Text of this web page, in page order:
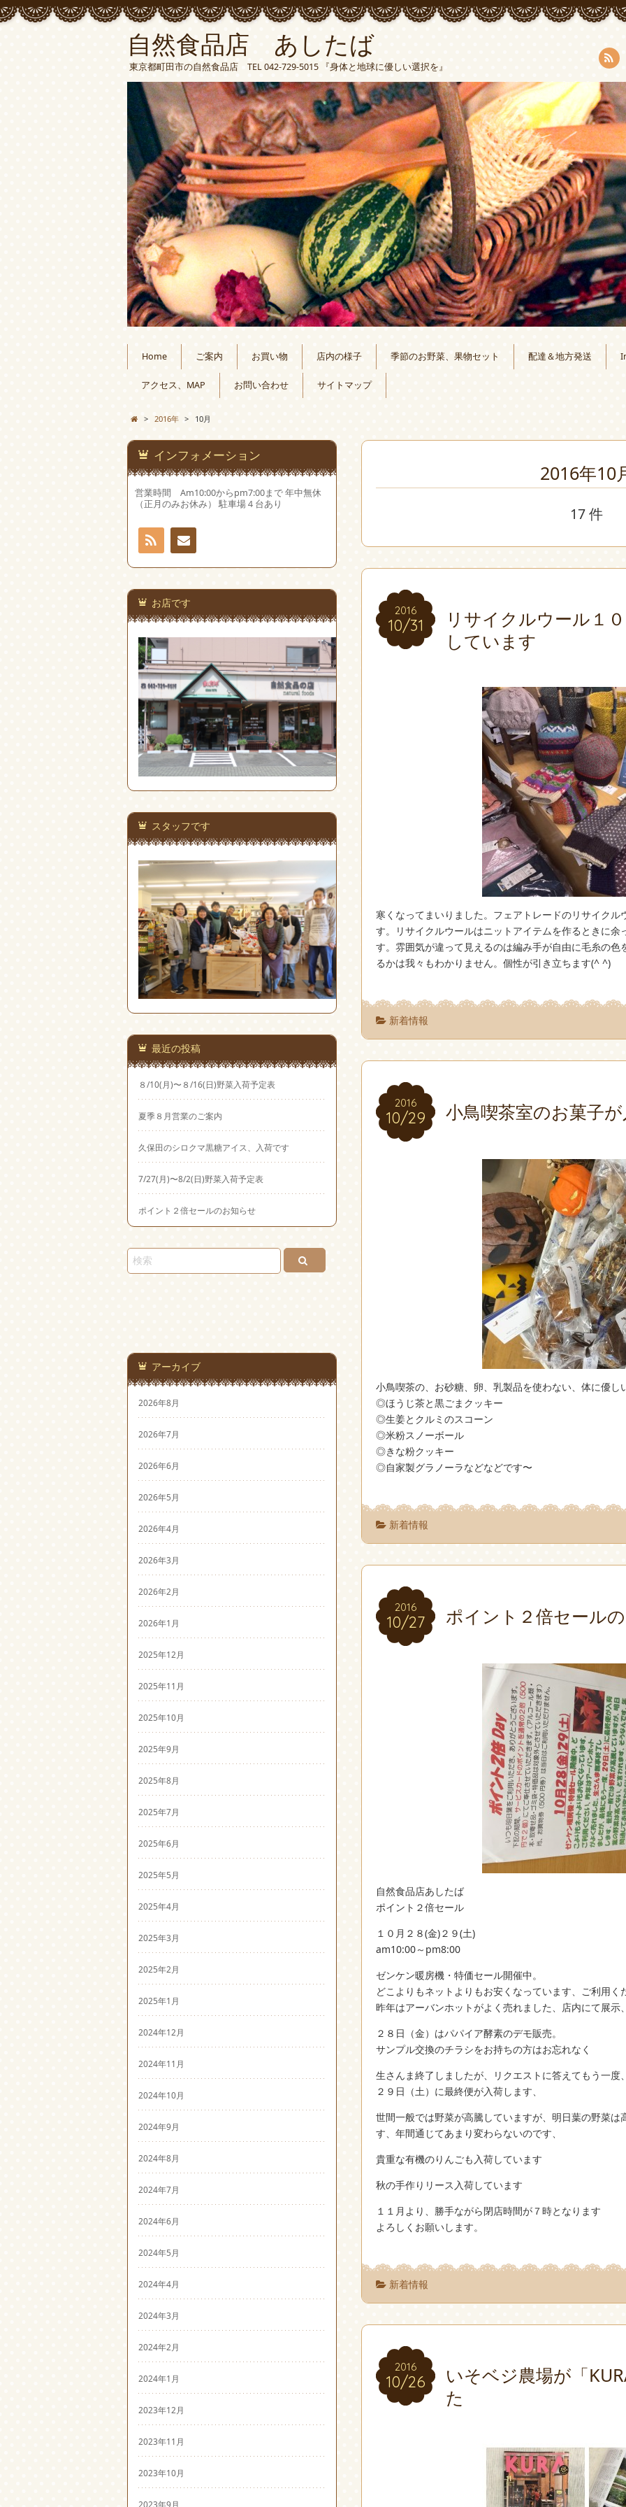
自然食品店 あしたば
東京都町田市の自然食品店 TEL 042-729-5015 『身体と地球に優しい選択を』
RSS
Home ご案内 お買い物 店内の様子 季節のお野菜、果物セット 配達＆地方発送
アクセス、MAP お問い合わせ サイトマップ
> 2016年 > 10月
2016年10
17 件
2016
10/31
2016
10/31
リサイクルウール１
しています
寒くなってまいりました。フェアトレードのリサイク
す。リサイクルウールはニットアイテムを作るときに
す。雰囲気が違って見えるのは編み手が自由に毛糸の
るかは我々もわかりません。個性が引き立ちます(^ ^)
新着情報
2016
10/29
2016
10/29 小鳥喫茶室のお菓子
小鳥喫茶の、お砂糖、卵、乳製品を使わない、体に優し
◎ほうじ茶と黒ごまクッキー
◎生姜とクルミのスコーン
◎米粉スノーボール
◎きな粉クッキー
◎自家製グラノーラなどなどです〜
新着情報
2016
10/27
2016
10/27 ポイント２倍セール
自然食品店あしたば
ポイント２倍セール
１０月２８(金)２９(土)
am10:00～pm8:00
ゼンケン暖房機・特価セール開催中。
どこよりもネットよりもお安くなっています、ご利用く
昨年はアーバンホットがよく売れました、店内にて展示
２８日（金）はパパイア酵素のデモ販売。
サンプル交換のチラシをお持ちの方はお忘れなく
生さんま終了しましたが、リクエストに答えてもう一度
２９日（土）に最終便が入荷します、
世間一般では野菜が高騰していますが、明日葉の野菜
す、年間通じてあまり変わらないのです、
貴重な有機のりんごも入荷しています
秋の手作りリース入荷しています
１１月より、勝手ながら閉店時間が７時となります
よろしくお願いします。
新着情報
2016
10/26
2016
10/26
いそベジ農場が「
た
インフォメーション
営業時間 Am10:00からpm7:00まで 年中無休
（正月のみお休み） 駐車場４台あり
お問
い合
わせ
お店です
スタッフです
最近の投稿
８/10(月)〜８/16(日)野菜入荷予定表
夏季８月営業のご案内
久保田のシロクマ黒糖アイス、入荷です
7/27(月)〜8/2(日)野菜入荷予定表
ポイント２倍セールのお知らせ
アーカイブ
2026年8月
2026年7月
2026年6月
2026年5月
2026年4月
2026年3月
2026年2月
2026年1月
2025年12月
2025年11月
2025年10月
2025年9月
2025年8月
2025年7月
2025年6月
2025年5月
2025年4月
2025年3月
2025年2月
2025年1月
2024年12月
2024年11月
2024年10月
2024年9月
2024年8月
2024年7月
2024年6月
2024年5月
2024年4月
2024年3月
2024年2月
2024年1月
2023年12月
2023年11月
2023年10月
2023年9月